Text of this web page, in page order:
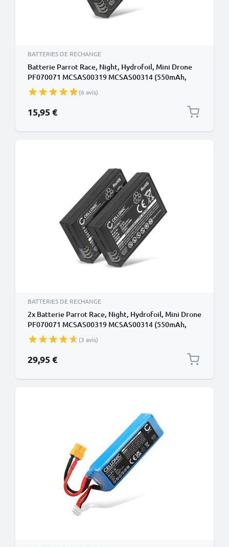
BATTERIES DE RECHANGE
Batterie Parrot Race, Night, Hydrofoil, Mini Drone
PF070071 MCSAS00319 MCSAS00314 (550mAh,
3.7V) de CELLONIC(6 avis)
15,95 €
BATTERIES DE RECHANGE
2x Batterie Parrot Race, Night, Hydrofoil, Mini Drone
PF070071 MCSAS00319 MCSAS00314 (550mAh,
3.7V) de CELLONIC(3 avis)
29,95 €